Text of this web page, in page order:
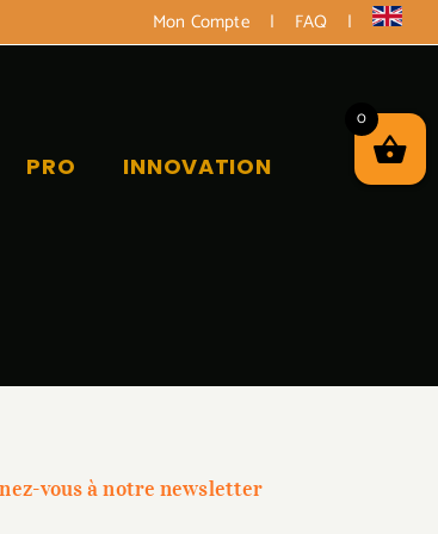
Mon Compte| FAQ |
PRO INNOVATION
vous à notre newsletter
0